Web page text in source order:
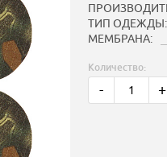
ТИП ОДЕЖДЫ:
МЕМБРАНА:
Количество:
- +